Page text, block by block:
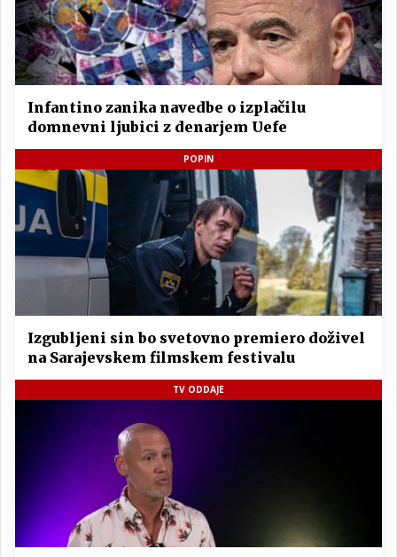
Infantino zanika navedbe o izplačilu
domnevni ljubici z denarjem Uefe
POPIN
Izgubljeni sin bo svetovno premiero doživel
na Sarajevskem filmskem festivalu
TV ODDAJE